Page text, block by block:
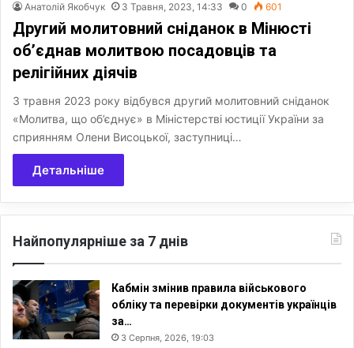
Анатолій Якобчук 3 Травня, 2023, 14:33 0 601
Другий молитовний сніданок в Мінюсті
об’єднав молитвою посадовців та
релігійних діячів
3 травня 2023 року відбувся другий молитовний сніданок
«Молитва, що об’єднує» в Міністерстві юстиції України за
сприянням Олени Висоцької, заступниці…
Детальніше
Найпопулярніше за 7 днів
Кабмін змінив правила військового
обліку та перевірки документів українців
за…
3 Серпня, 2026, 19:03